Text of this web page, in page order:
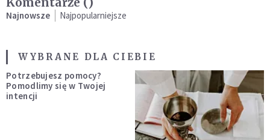
Najnowsze Najpopularniejsze
WYBRANE DLA CIEBIE
Potrzebujesz pomocy?
Pomodlimy się w Twojej
intencji